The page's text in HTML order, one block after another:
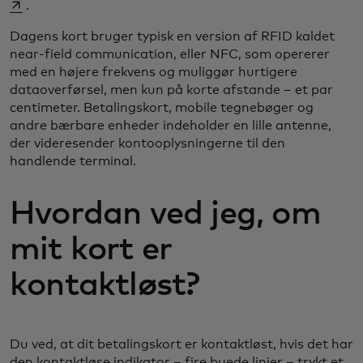
.
Dagens kort bruger typisk en version af RFID kaldet
near-field communication, eller NFC, som opererer
med en højere frekvens og muliggør hurtigere
dataoverførsel, men kun på korte afstande – et par
centimeter. Betalingskort, mobile tegnebøger og
andre bærbare enheder indeholder en lille antenne,
der videresender kontooplysningerne til den
handlende terminal.
Hvordan ved jeg, om
mit kort er
kontaktløst?
Du ved, at dit betalingskort er kontaktløst, hvis det har